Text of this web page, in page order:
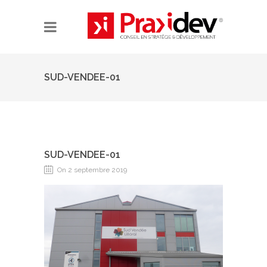
SUD-VENDEE-01
SUD-VENDEE-01
On 2 septembre 2019